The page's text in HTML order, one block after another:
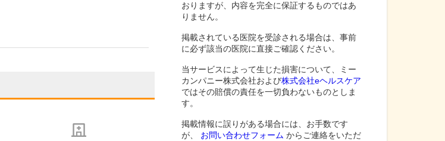
おりますが、内容を完全に保証するものではあ
りません。
掲載されている医院を受診される場合は、事前
に必ず該当の医院に直接ご確認ください。
当サービスによって生じた損害について、ミー
カンパニー株式会社および株式会社eヘルスケア
ではその賠償の責任を一切負わないものとしま
す。
掲載情報に誤りがある場合には、お手数です
が、
お問い合わせフォーム からご連絡をいただ